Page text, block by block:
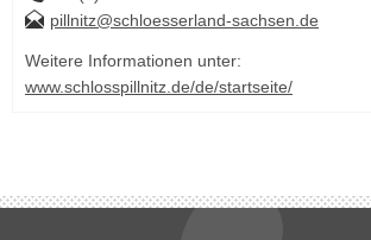
pillnitz@schloesserland-sachsen.de
Weitere Informationen unter:
www.schlosspillnitz.de/de/startseite/